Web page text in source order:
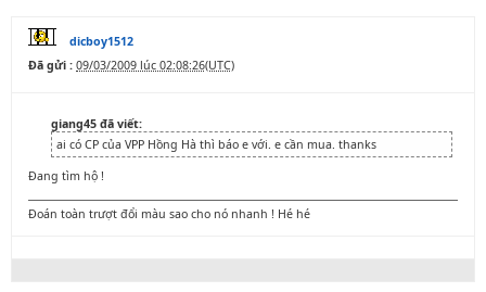
dicboy1512
Đã gửi : 09/03/2009 lúc 02:08:26(UTC)
giang45 đã viết:
ai có CP của VPP Hồng Hà thì báo e với. e cần mua. thanks
Đang tìm hộ !
Đoán toàn trượt đổi màu sao cho nó nhanh ! Hé hé